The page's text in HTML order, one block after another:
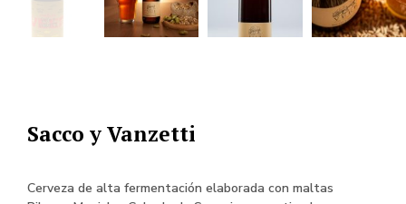
Sacco y Vanzetti
Cerveza de alta fermentación elaborada con maltas